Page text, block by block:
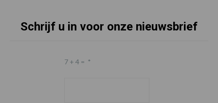
FooterSchrijf u in voor onze nieuwsbrief
7 + 4 = *